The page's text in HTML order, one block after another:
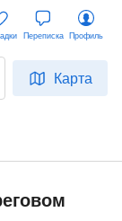
Карта
Переписка Профиль